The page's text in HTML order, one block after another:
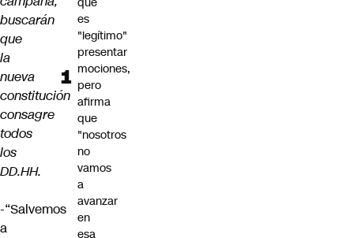
buscarán
que
la
nueva
constitución
consagre
todos
los
DD.HH.
-“Salvemos
a
es
"legítimo"
presentar
mociones,
pero
afirma
que
"nosotros
no
vamos
a
avanzar
en
esa